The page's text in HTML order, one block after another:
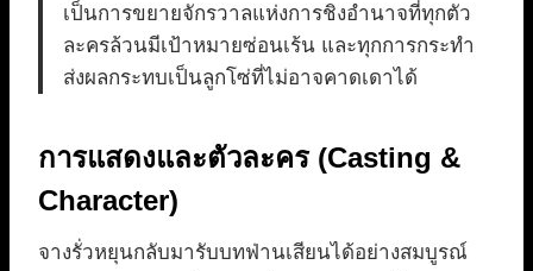
เป็นการขยายจักรวาลแห่งการชิงอำนาจที่ทุกตัว
ละครล้วนมีเป้าหมายซ่อนเร้น และทุกการกระทำ
ส่งผลกระทบเป็นลูกโซ่ที่ไม่อาจคาดเดาได้
การแสดงและตัวละคร (Casting &
Character)
จางรั่วหยุนกลับมารับบทฟ่านเสียนได้อย่างสมบูรณ์